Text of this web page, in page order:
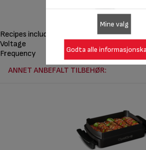
Vaffelstekeplater x 2 og
Recipes included
Voltage
Frequency
UTEN FREKVENS Hz
ANNET ANBEFALT TILBEHØR:
Mine valg
Godta alle